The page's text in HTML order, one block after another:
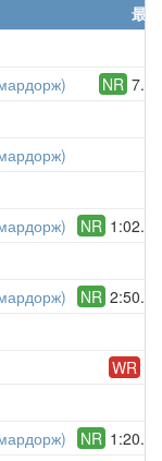
最好
NR 7.50
NR 1:02.09
NR 2:50.78
WR
NR 1:20.99